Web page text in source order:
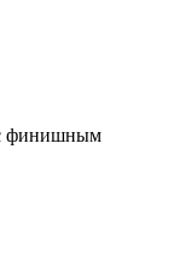
с финишным